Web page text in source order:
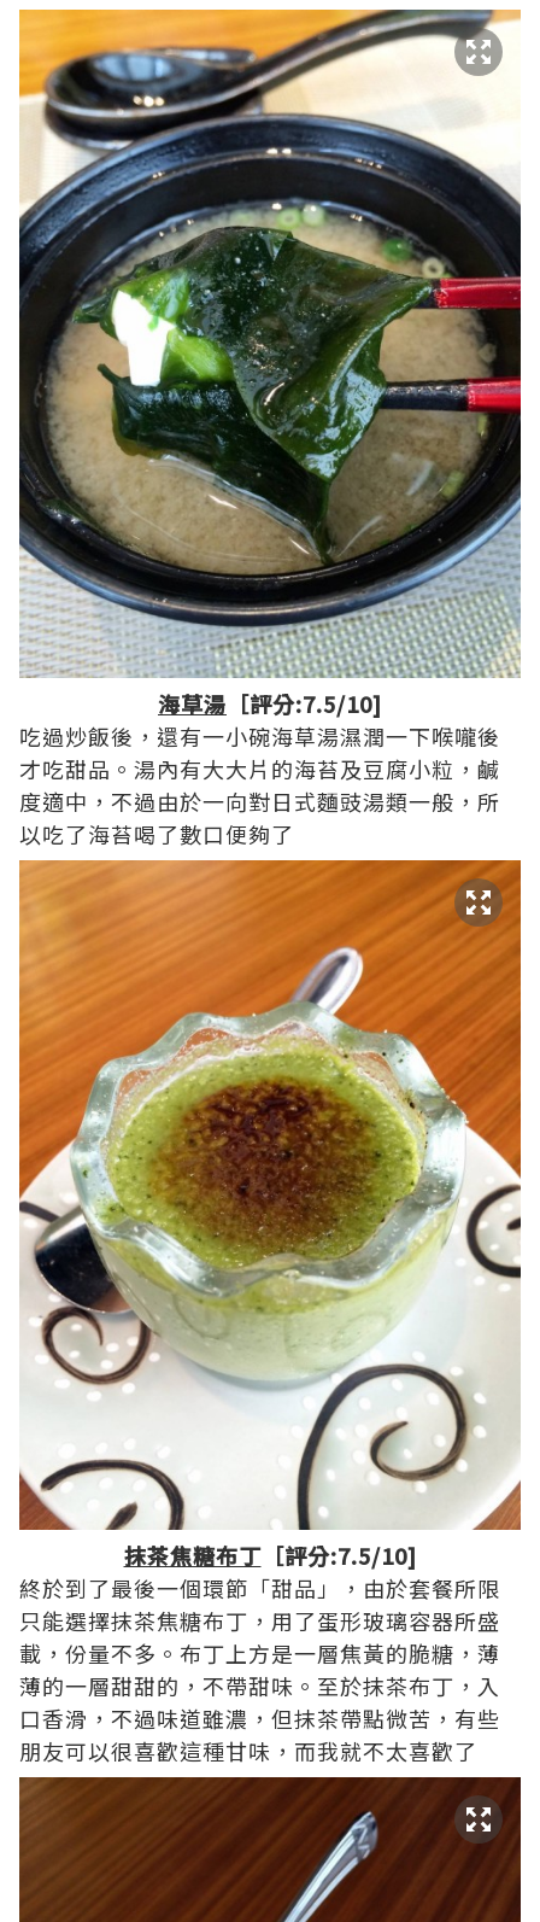
海草湯 ［評分:7.5/10]
吃過炒飯後，還有一小碗海草湯濕潤一下喉嚨後
才吃甜品。湯內有大大片的海苔及豆腐小粒，鹹
度適中，不過由於一向對日式麵豉湯類一般，所
以吃了海苔喝了數口便夠了
抹茶焦糖布丁［評分:7.5/10]
終於到了最後一個環節「甜品」，由於套餐所限
只能選擇抹茶焦糖布丁，用了蛋形玻璃容器所盛
載，份量不多。布丁上方是一層焦黃的脆糖，薄
薄的一層甜甜的，不帶甜味。至於抹茶布丁，入
口香滑，不過味道雖濃，但抹茶帶點微苦，有些
朋友可以很喜歡這種甘味，而我就不太喜歡了